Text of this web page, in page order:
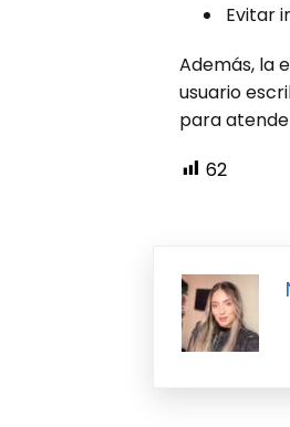
Evitar
Además, la
usuario
para
62